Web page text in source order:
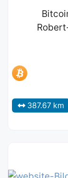
387.67 km